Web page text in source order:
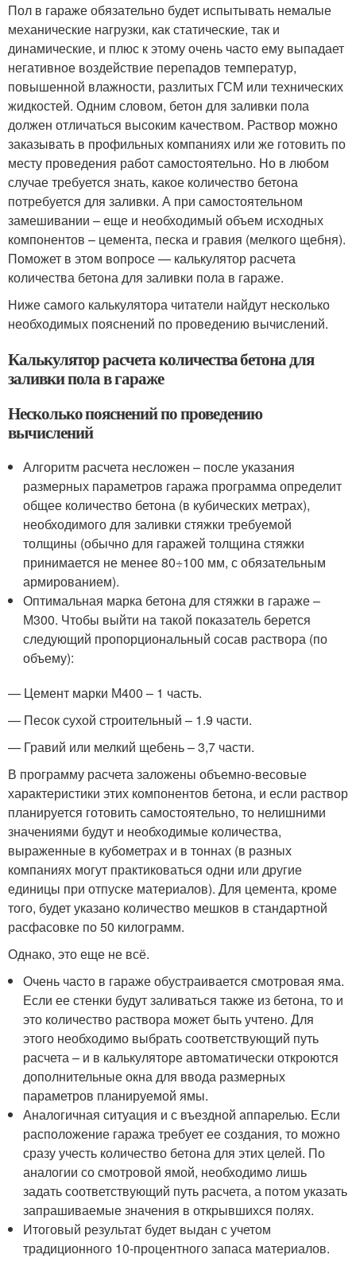
Пол в гараже обязательно будет испытывать немалые
механические нагрузки, как статические, так и
динамические, и плюс к этому очень часто ему выпадает
негативное воздействие перепадов температур,
повышенной влажности, разлитых ГСМ или технических
жидкостей. Одним словом, бетон для заливки пола
должен отличаться высоким качеством. Раствор можно
заказывать в профильных компаниях или же готовить по
месту проведения работ самостоятельно. Но в любом
случае требуется знать, какое количество бетона
потребуется для заливки. А при самостоятельном
замешивании – еще и необходимый объем исходных
компонентов – цемента, песка и гравия (мелкого щебня).
Поможет в этом вопросе — калькулятор расчета
количества бетона для заливки пола в гараже.
Ниже самого калькулятора читатели найдут несколько
необходимых пояснений по проведению вычислений.
Калькулятор расчета количества бетона для
заливки пола в гараже
Несколько пояснений по проведению
вычислений
Алгоритм расчета несложен – после указания
размерных параметров гаража программа определит
общее количество бетона (в кубических метрах),
необходимого для заливки стяжки требуемой
толщины (обычно для гаражей толщина стяжки
принимается не менее 80÷100 мм, с обязательным
армированием).
Оптимальная марка бетона для стяжки в гараже –
М300. Чтобы выйти на такой показатель берется
следующий пропорциональный сосав раствора (по
объему):
— Цемент марки М400 – 1 часть.
— Песок сухой строительный – 1.9 части.
— Гравий или мелкий щебень – 3,7 части.
В программу расчета заложены объемно-весовые
характеристики этих компонентов бетона, и если раствор
планируется готовить самостоятельно, то нелишними
значениями будут и необходимые количества,
выраженные в кубометрах и в тоннах (в разных
компаниях могут практиковаться одни или другие
единицы при отпуске материалов). Для цемента, кроме
того, будет указано количество мешков в стандартной
расфасовке по 50 килограмм.
Однако, это еще не всё.
Очень часто в гараже обустраивается смотровая яма.
Если ее стенки будут заливаться также из бетона, то и
это количество раствора может быть учтено. Для
этого необходимо выбрать соответствующий путь
расчета – и в калькуляторе автоматически откроются
дополнительные окна для ввода размерных
параметров планируемой ямы.
Аналогичная ситуация и с въездной аппарелью. Если
расположение гаража требует ее создания, то можно
сразу учесть количество бетона для этих целей. По
аналогии со смотровой ямой, необходимо лишь
задать соответствующий путь расчета, а потом указать
запрашиваемые значения в открывшихся полях.
Итоговый результат будет выдан с учетом
традиционного 10-процентного запаса материалов.